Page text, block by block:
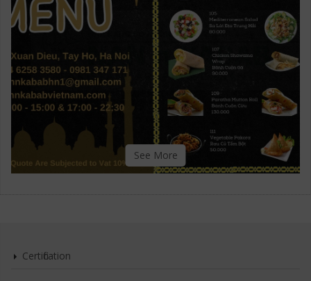
See More
Certification